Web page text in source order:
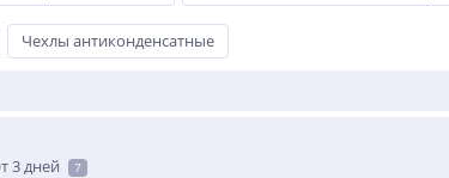
Чехлы антиконденсатные
3 дней 7